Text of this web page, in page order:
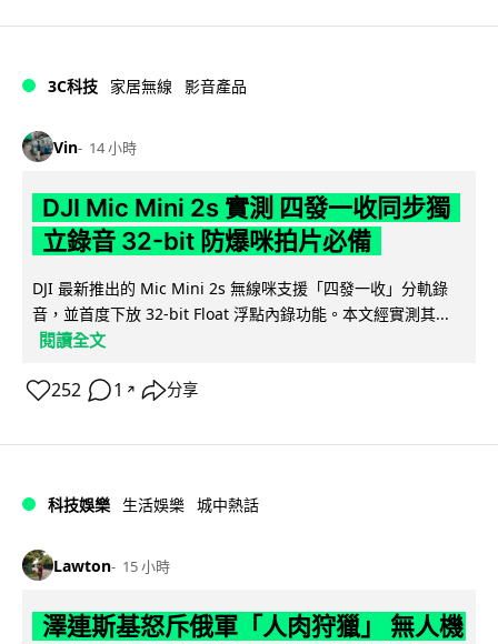
3C科技 家居無線 影音產品
Vin 14 小時
DJI Mic Mini 2s 實測 四發一收同步獨
立錄音 32-bit 防爆咪拍片必備
DJI 最新推出的 Mic Mini 2s 無線咪支援「四發一收」分軌錄
音，並首度下放 32-bit Float 浮點內錄功能。本文經實測其...
閱讀全文
252 1 ↗ 分享
科技娛樂 生活娛樂 城中熱話
Lawton 15 小時
澤連斯基怒斥俄軍「人肉狩獵」 無人機